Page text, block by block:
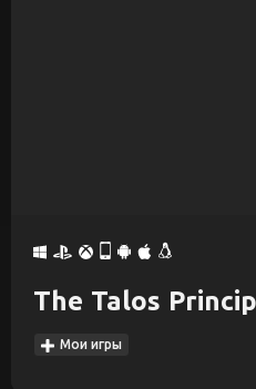
The Talos
Мои игры